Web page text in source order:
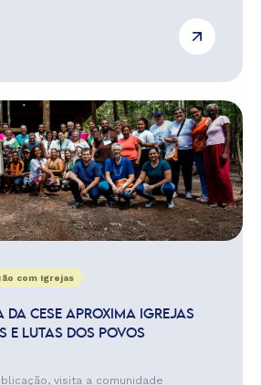
com Igrejas
DA CESE APROXIMA IGREJAS
E LUTAS DOS POVOS
visita a comunidade